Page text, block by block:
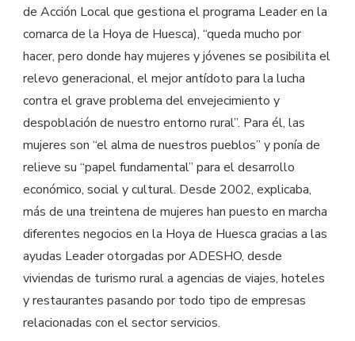
de Acción Local que gestiona el programa Leader en la
comarca de la Hoya de Huesca), “queda mucho por
hacer, pero donde hay mujeres y jóvenes se posibilita el
relevo generacional, el mejor antídoto para la lucha
contra el grave problema del envejecimiento y
despoblación de nuestro entorno rural”. Para él, las
mujeres son “el alma de nuestros pueblos” y ponía de
relieve su “papel fundamental” para el desarrollo
económico, social y cultural. Desde 2002, explicaba,
más de una treintena de mujeres han puesto en marcha
diferentes negocios en la Hoya de Huesca gracias a las
ayudas Leader otorgadas por ADESHO, desde
viviendas de turismo rural a agencias de viajes, hoteles
y restaurantes pasando por todo tipo de empresas
relacionadas con el sector servicios.